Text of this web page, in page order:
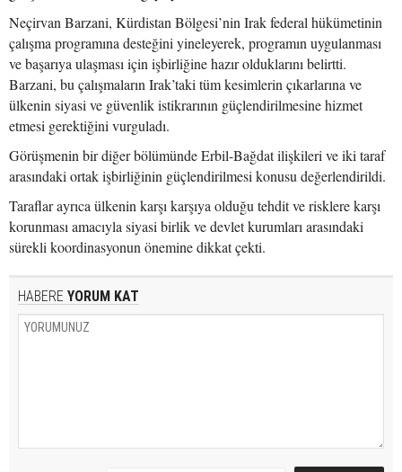
Neçirvan Barzani, Kürdistan Bölgesi’nin Irak federal hükümetinin
çalışma programına desteğini yineleyerek, programın uygulanması
ve başarıya ulaşması için işbirliğine hazır olduklarını belirtti.
Barzani, bu çalışmaların Irak’taki tüm kesimlerin çıkarlarına ve
ülkenin siyasi ve güvenlik istikrarının güçlendirilmesine hizmet
etmesi gerektiğini vurguladı.
Görüşmenin bir diğer bölümünde Erbil-Bağdat ilişkileri ve iki taraf
arasındaki ortak işbirliğinin güçlendirilmesi konusu değerlendirildi.
Taraflar ayrıca ülkenin karşı karşıya olduğu tehdit ve risklere karşı
korunması amacıyla siyasi birlik ve devlet kurumları arasındaki
sürekli koordinasyonun önemine dikkat çekti.
HABERE YORUM KAT